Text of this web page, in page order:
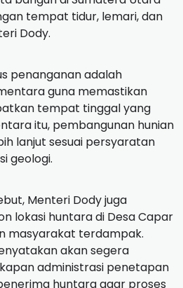
tempat tidur, lemari, dan
Dody.
penanganan adalah
guna memastikan
tempat tinggal yang
itu, pembangunan hunian
lanjut sesuai persyaratan
geologi.
Menteri Dody juga
lokasi huntara di Desa Capar
masyarakat terdampak.
akan segera
administrasi penetapan
huntara agar proses